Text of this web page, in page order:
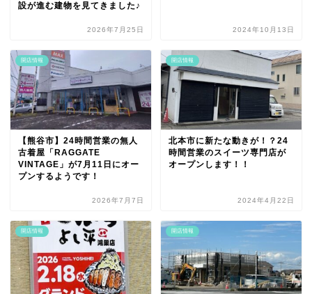
設が進む建物を見てきました♪
2026年7月25日 2024年10月13日
開店情報
【熊谷市】24時間営業の無人
古着屋「RAGGATE
VINTAGE」が7月11日にオー
プンするようです！
2026年7月7日
開店情報
北本市に新たな動きが！？24
時間営業のスイーツ専門店が
オープンします！！
2024年4月22日
開店情報 開店情報